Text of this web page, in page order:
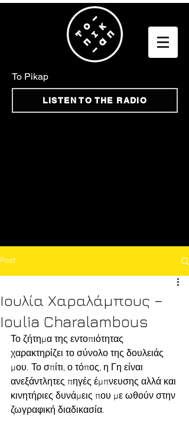
To Pikap
LISTEN TO THE RADIO
Post
Ιουλία Χαραλάμπους –
Ioulia Charalambous
Το ζήτημα της εντοπιότητας
χαρακτηρίζει το σύνολο της δουλειάς
μου. Το σπίτι, ο τόπος, η Γη είναι
ανεξάντλητες πηγές έμπνευσης αλλά και
κινητήριες δυνάμεις που με ωθούν στην
ζωγραφική διαδικασία.